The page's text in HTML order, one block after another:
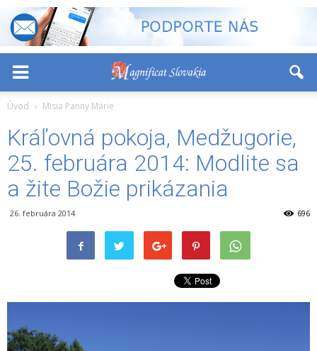
Úvod Misia Panny Márie
Kráľovná pokoja, Medžugorie,
25. februára 2014: Modlite sa
a žite Božie prikázania
26. februára 2014 696
+